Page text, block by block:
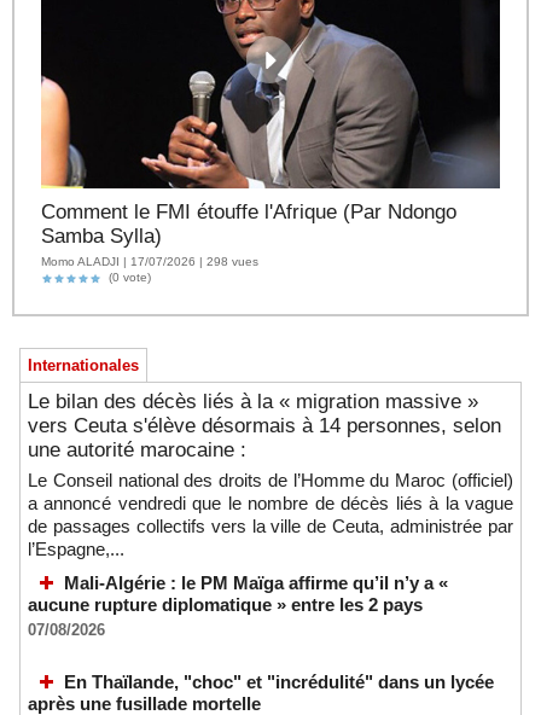
Comment le FMI étouffe l'Afrique (Par Ndongo
Samba Sylla)
Momo ALADJI | 17/07/2026 | 298 vues
(0 vote)
Internationales
Le bilan des décès liés à la « migration massive »
vers Ceuta s'élève désormais à 14 personnes, selon
une autorité marocaine :
Le Conseil national des droits de l’Homme du Maroc (officiel)
a annoncé vendredi que le nombre de décès liés à la vague
de passages collectifs vers la ville de Ceuta, administrée par
l’Espagne,...
Mali-Algérie : le PM Maïga affirme qu’il n’y a «
aucune rupture diplomatique » entre les 2 pays
07/08/2026
En Thaïlande, "choc" et "incrédulité" dans un lycée
après une fusillade mortelle